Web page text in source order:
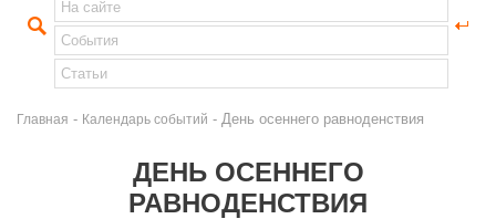
Главная - Календарь событий - День осеннего равноденствия
ДЕНЬ ОСЕННЕГО
РАВНОДЕНСТВИЯ